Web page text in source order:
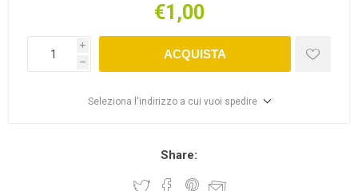
€1,00
i
h
ACQUISTA
Seleziona l'indirizzo a cui vuoi spedire
Share: